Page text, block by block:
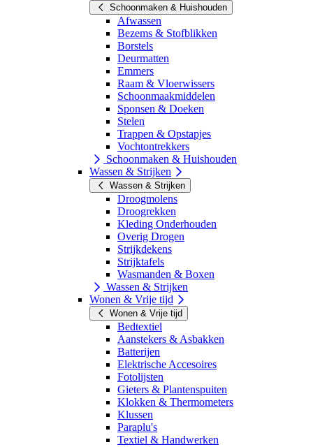
Schoonmaken & Huishouden
Afwassen
Bezems & Stofblikken
Borstels
Deurmatten
Emmers
Raam & Vloerwissers
Schoonmaakmiddelen
Sponsen & Doeken
Stelen
Trappen & Opstapjes
Vochtontrekkers
Schoonmaken & Huishouden
Wassen & Strijken
Wassen & Strijken
Droogmolens
Droogrekken
Kleding Onderhouden
Overig Drogen
Strijkdekens
Strijktafels
Wasmanden & Boxen
Wassen & Strijken
Wonen & Vrije tijd
Wonen & Vrije tijd
Bedtextiel
Aanstekers & Asbakken
Batterijen
Elektrische Accesoires
Fotolijsten
Gieters & Plantenspuiten
Klokken & Thermometers
Klussen
Paraplu's
Textiel & Handwerken